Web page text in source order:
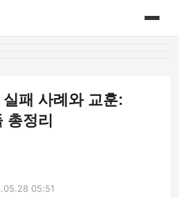
패 사례와 교훈:
총정리
05:51